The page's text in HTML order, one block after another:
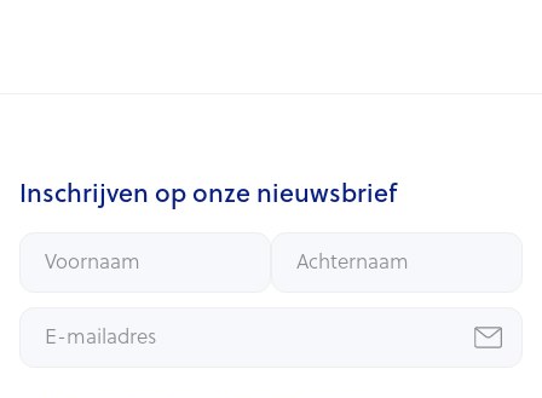
Inschrijven op onze nieuwsbrief